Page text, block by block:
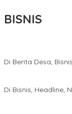
BISNIS
Di Berita Desa,
Di Bisnis, Headline,